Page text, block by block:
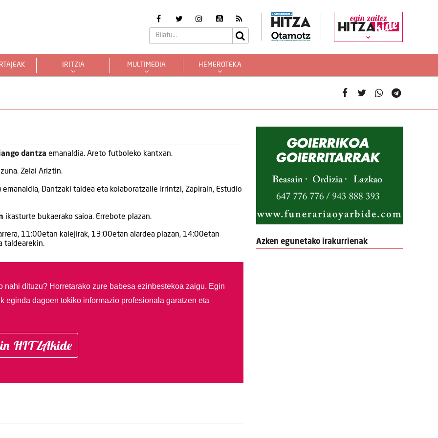
egin zaitez
IRITZIA MULTIMEDIA HEMEROTEKA
dantza emanaldia. Areto futboleko kantxan.
Zelai Ariztin.
emanaldia, Dantzaki taldea eta kolaboratzaile Irrintzi, Zapirain, Estudio
ikasturte bukaerako saioa. Errebote plazan.
11:00etan kalejirak, 13:00etan alardea plazan, 14:00etan
taldearekin.
nahi dituzu? Horretarako zure babesa ezinbestekoa zaigu. Egin
eginda dagoen tokiko informazio profesionala garatzen eta
HITZAkide
Azken egunetako irakurrienak